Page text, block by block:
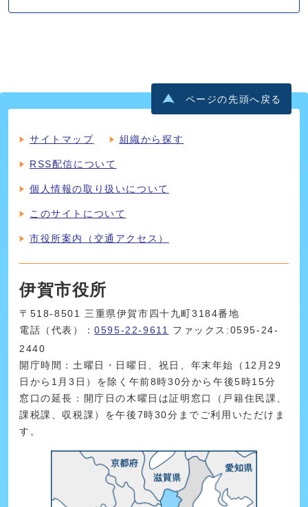
ページの先頭へ戻る
サイトマップ 組織から探す
RSS配信について
個人情報の取り扱いについて
このサイトについて
市役所案内（交通アクセス）
伊賀市役所
〒518-8501 三重県伊賀市四十九町3184番地
電話（代表）：0595-22-9611
ファックス:0595-24-
2440
開庁時間：土曜日・日曜日、祝日、年末年始（12月29
日から1月3日）を除く午前8時30分から午後5時15分
窓口の延長：開庁日の木曜日は証明窓口（戸籍住民課、
課税課、収税課）を午後7時30分までご利用いただけま
す。